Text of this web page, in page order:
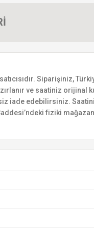
Siparişiniz,
ve saatiniz orijinal
iade edebilirsiniz.
fiziki